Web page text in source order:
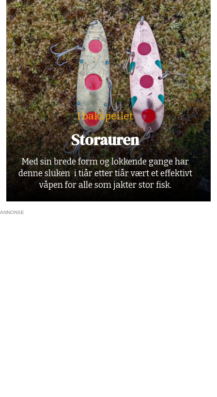
I bakspeilet
Storauren
Med sin brede form og lokkende gange har
denne sluken i tiår etter tiår vært et effektivt
våpen for alle som jakter stor fisk.
ANNONSE